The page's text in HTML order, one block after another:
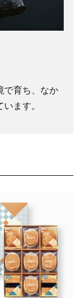
で育ち、なか
ます。